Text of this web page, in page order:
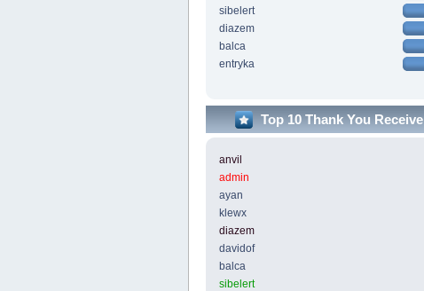
sibelert
diazem
balca
entryka
Top 10 Thank You Receive
anvil
admin
ayan
klewx
diazem
davidof
balca
sibelert